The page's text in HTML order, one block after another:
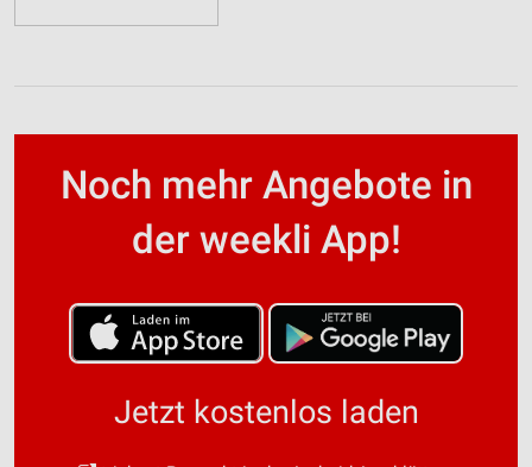
Noch mehr Angebote in
der weekli App!
Jetzt kostenlos laden